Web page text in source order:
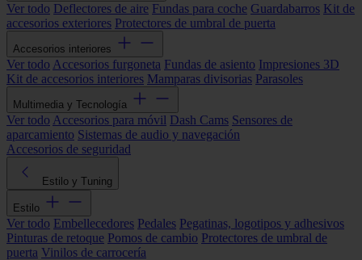
Ver todo Deflectores de aire Fundas para coche Guardabarros Kit de
accesorios exteriores Protectores de umbral de puerta
Accesorios interiores
Ver todo Accesorios furgoneta Fundas de asiento Impresiones 3D
Kit de accesorios interiores Mamparas divisorias Parasoles
Multimedia y Tecnología
Ver todo Accesorios para móvil Dash Cams Sensores de
aparcamiento Sistemas de audio y navegación
Accesorios de seguridad
Estilo y Tuning
Estilo
Ver todo Embellecedores Pedales Pegatinas, logotipos y adhesivos
Pinturas de retoque Pomos de cambio Protectores de umbral de
puerta Vinilos de carrocería